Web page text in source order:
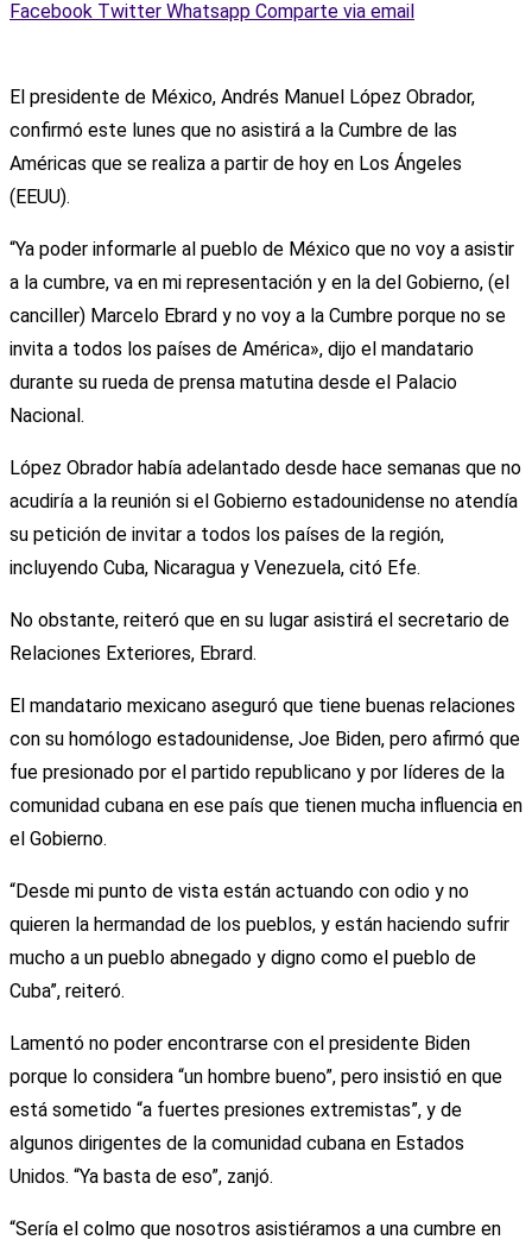
Facebook Twitter Whatsapp Comparte via email
El presidente de México, Andrés Manuel López Obrador,
confirmó este lunes que no asistirá a la Cumbre de las
Américas que se realiza a partir de hoy en Los Ángeles
(EEUU).
“Ya poder informarle al pueblo de México que no voy a asistir
a la cumbre, va en mi representación y en la del Gobierno, (el
canciller) Marcelo Ebrard y no voy a la Cumbre porque no se
invita a todos los países de América», dijo el mandatario
durante su rueda de prensa matutina desde el Palacio
Nacional.
López Obrador había adelantado desde hace semanas que no
acudiría a la reunión si el Gobierno estadounidense no atendía
su petición de invitar a todos los países de la región,
incluyendo Cuba, Nicaragua y Venezuela, citó Efe.
No obstante, reiteró que en su lugar asistirá el secretario de
Relaciones Exteriores, Ebrard.
El mandatario mexicano aseguró que tiene buenas relaciones
con su homólogo estadounidense, Joe Biden, pero afirmó que
fue presionado por el partido republicano y por líderes de la
comunidad cubana en ese país que tienen mucha influencia en
el Gobierno.
“Desde mi punto de vista están actuando con odio y no
quieren la hermandad de los pueblos, y están haciendo sufrir
mucho a un pueblo abnegado y digno como el pueblo de
Cuba”, reiteró.
Lamentó no poder encontrarse con el presidente Biden
porque lo considera “un hombre bueno”, pero insistió en que
está sometido “a fuertes presiones extremistas”, y de
algunos dirigentes de la comunidad cubana en Estados
Unidos. “Ya basta de eso”, zanjó.
“Sería el colmo que nosotros asistiéramos a una cumbre en